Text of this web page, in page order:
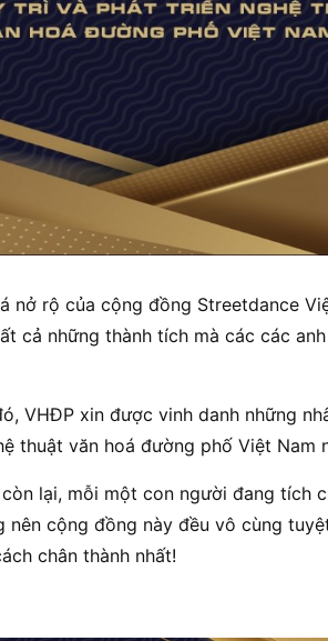
nở rộ của cộng đồng Streetdance
cả những thành tích mà các các
VHĐP xin được vinh danh những
thuật văn hoá đường phố Việt Nam
lại, mỗi một con người đang tích
nên cộng đồng này đều vô cùng
chân thành nhất!